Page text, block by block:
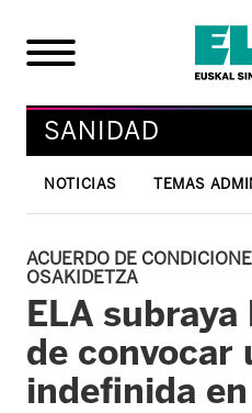
SANIDAD
NOTICIAS TEMAS
ACUERDO DE
OSAKIDETZA
ELA
de convocar
indefinida